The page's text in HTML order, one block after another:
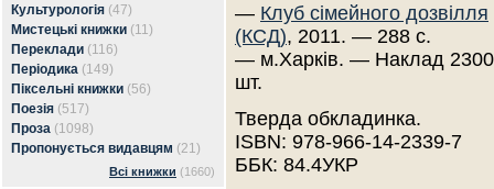
Культурологія (47)
Мистецькі книжки (11)
Переклади (116)
Періодика (149)
Піксельні книжки (56)
Поезія (517)
Проза (1098)
Пропонується видавцям (21)
Всі книжки (1660)
— Клуб сімейного дозвілля
(КСД), 2011. — 288 с.
— м.Харків. — Наклад
шт.
Тверда обкладинка.
ISBN: 978-966-14-2339-7
ББК: 84.4УКР